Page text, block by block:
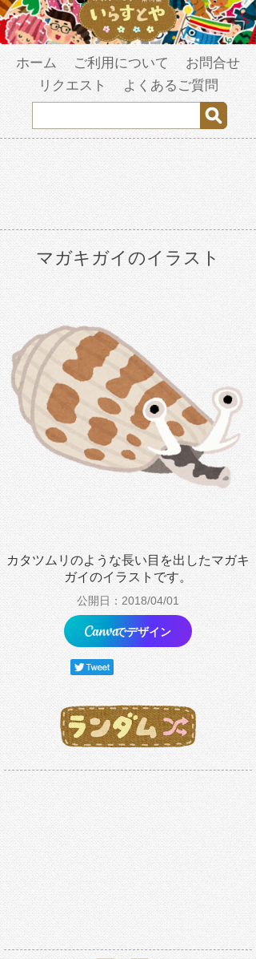
ホーム ご利用について
お問合せ
リクエスト
よくあるご質問
マガキガイのイラスト
カタツムリのような長い目を出したマガキ
ガイのイラストです。
公開日：2018/04/01
でデザイン